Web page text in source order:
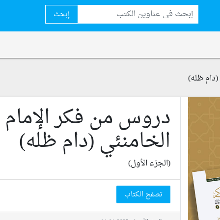
إبحث
ظله)
دروس من فكر الإمام
الخامنئي (دام ظله)
(الجزء الأول)
تصفح الكتاب